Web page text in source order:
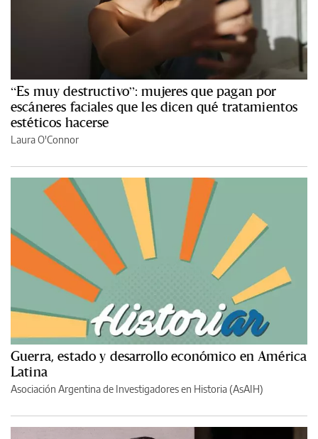
“Es muy destructivo”: mujeres que pagan por
escáneres faciales que les dicen qué tratamientos
estéticos hacerse
Laura O'Connor
Guerra, estado y desarrollo económico en América
Latina
Asociación Argentina de Investigadores en Historia (AsAIH)